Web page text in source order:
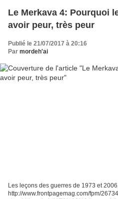
Le Merkava 4: Pourquoi
avoir peur, très peur
Publié le 21/07/2017 à 20:16
Par mordeh'ai
Les leçons des guerres de 1973 et
http://www.frontpagemag.com/fpm/